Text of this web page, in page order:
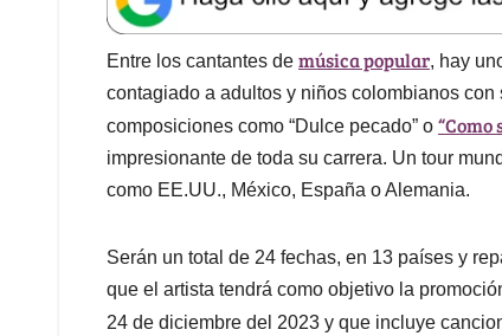
s
A
p
p
b
o
o
k
e
d
I
n
l
a
d
s
Entre los cantantes de música popular, hay
contagiado a adultos y niños colombianos
composiciones como “Dulce pecado” o “Como
impresionante de toda su carrera. Un tour
como EE.UU., México, España o Alemania.
Serán un total de 24 fechas, en 13 países y
que el artista tendrá como objetivo la
24 de diciembre del 2023 y que incluye